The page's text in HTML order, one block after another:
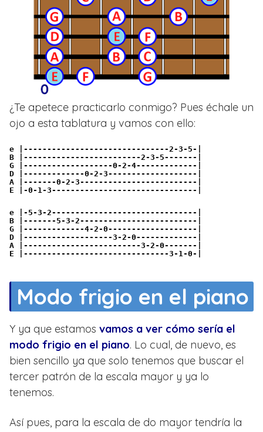
¿Te apetece practicarlo conmigo? Pues échale un
ojo a esta tablatura y vamos con ello:
e |-------------------------------2-3-5-|
B |-------------------------2-3-5-------|
G |-------------------0-2-4-------------|
D |-------------0-2-3-------------------|
A |-------0-2-3-------------------------|
E |-0-1-3-------------------------------|
e |-5-3-2-------------------------------|
B |-------5-3-2-------------------------|
G |-------------4-2-0-------------------|
D |-------------------3-2-0-------------|
A |-------------------------3-2-0-------|
E |-------------------------------3-1-0-|
Modo frigio en el piano
Y ya que estamos vamos a ver cómo sería el
modo frigio en el piano. Lo cual, de nuevo, es
bien sencillo ya que solo tenemos que buscar el
tercer patrón de la escala mayor y ya lo
tenemos.
Así pues, para la escala de do mayor tendría la